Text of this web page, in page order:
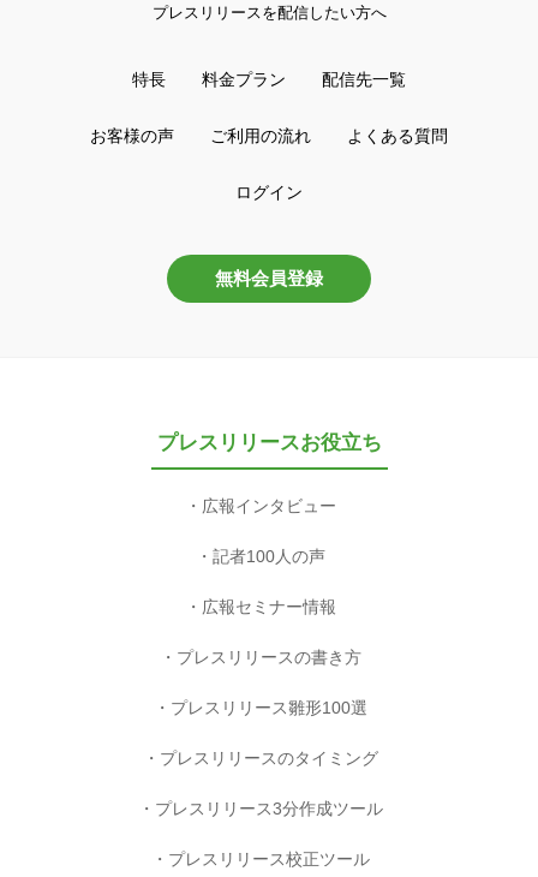
プレスリリースを配信したい方へ
特長 料金プラン 配信先一覧
お客様の声 ご利用の流れ よくある質問
ログイン
無料会員登録
プレスリリースお役立ち
広報インタビュー
記者100人の声
広報セミナー情報
プレスリリースの書き方
プレスリリース雛形100選
プレスリリースのタイミング
プレスリリース3分作成ツール
プレスリリース校正ツール